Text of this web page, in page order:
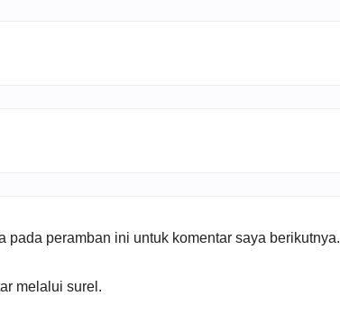
pada peramban ini untuk komentar saya berikutnya.
melalui surel.